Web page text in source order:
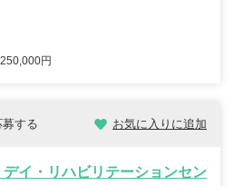
円
する お気に入りに追加
イ・リハビリテーションセン